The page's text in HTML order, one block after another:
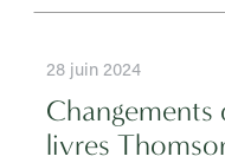
28 juin 2024
Changements
livres